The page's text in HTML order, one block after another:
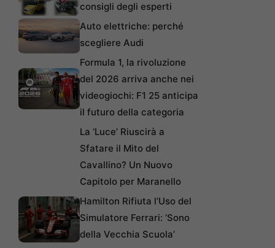
consigli degli esperti
Auto elettriche: perché
scegliere Audi
Formula 1, la rivoluzione
del 2026 arriva anche nei
videogiochi: F1 25 anticipa
il futuro della categoria
La ‘Luce’ Riuscirà a
Sfatare il Mito del
Cavallino? Un Nuovo
Capitolo per Maranello
Hamilton Rifiuta l’Uso del
Simulatore Ferrari: ‘Sono
della Vecchia Scuola’